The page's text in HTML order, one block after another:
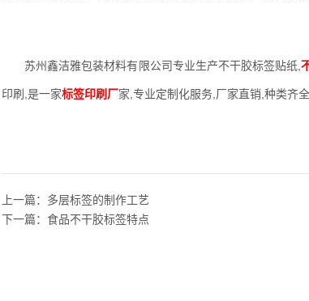
苏州鑫洁雅包装材料有限公司专业生产不干胶标签贴纸,
印刷,是一家标签印刷厂家,专业定制化服务,厂家直销,种类齐
上一篇： 多层标签的制作工艺
下一篇： 食品不干胶标签特点